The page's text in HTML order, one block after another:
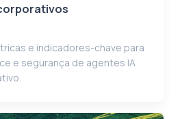
e indicadores-chave para
e segurança de agentes IA